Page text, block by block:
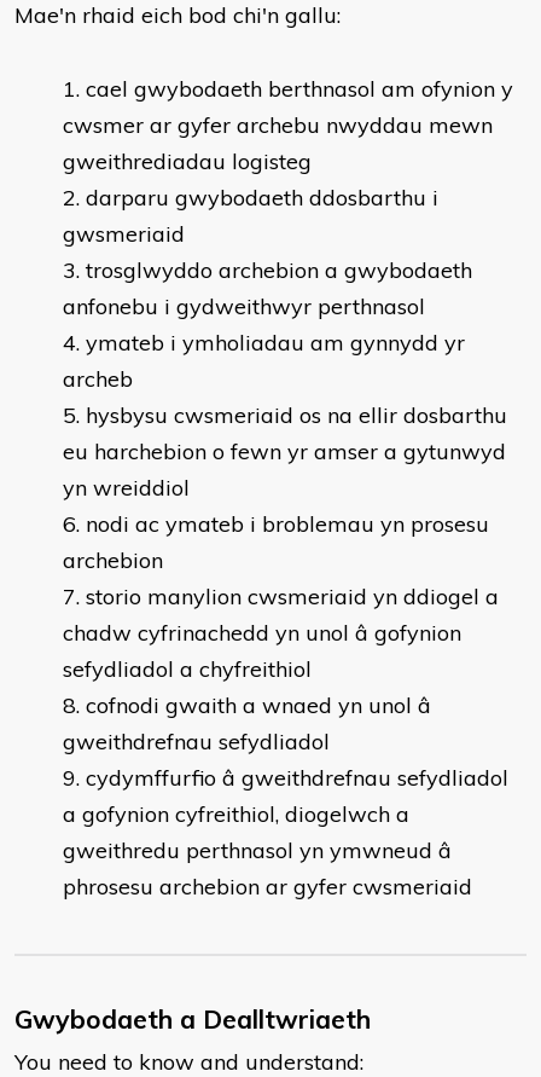
Mae'n rhaid eich bod chi'n gallu:
cael gwybodaeth berthnasol am ofynion y
cwsmer ar gyfer archebu nwyddau mewn
gweithrediadau logisteg
darparu gwybodaeth ddosbarthu i
gwsmeriaid
trosglwyddo archebion a gwybodaeth
anfonebu i gydweithwyr perthnasol
ymateb i ymholiadau am gynnydd yr
archeb
hysbysu cwsmeriaid os na ellir dosbarthu
eu harchebion o fewn yr amser a gytunwyd
yn wreiddiol
nodi ac ymateb i broblemau yn prosesu
archebion
storio manylion cwsmeriaid yn ddiogel a
chadw cyfrinachedd yn unol â gofynion
sefydliadol a chyfreithiol
cofnodi gwaith a wnaed yn unol â
gweithdrefnau sefydliadol
cydymffurfio â gweithdrefnau sefydliadol
a gofynion cyfreithiol, diogelwch a
gweithredu perthnasol yn ymwneud â
phrosesu archebion ar gyfer cwsmeriaid
Gwybodaeth a Dealltwriaeth
You need to know and understand: